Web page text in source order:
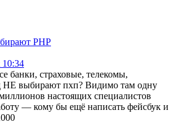
PHP
10:34
банки, страховые, телекомы,
НЕ выбирают пхп? Видимо там одну
настоящих специалистов
— кому бы ещё написать фейсбук и